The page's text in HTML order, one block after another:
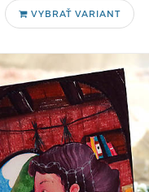
VYBRAŤ VARIANT